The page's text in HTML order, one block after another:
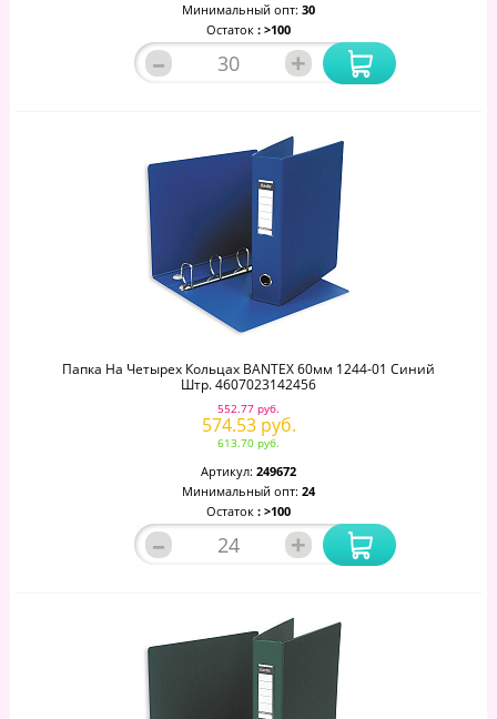
Минимальный опт: 30
Остаток : >100
– +
Папка На Четырех Кольцах BANTEX 60мм 1244-01 Синий
Штр. 4607023142456
552.77 руб.
574.53 руб.
613.70 руб.
Артикул: 249672
Минимальный опт: 24
Остаток : >100
– +